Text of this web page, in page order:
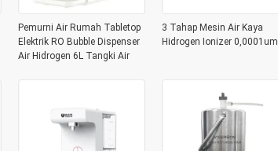
Pemurni Air Rumah Tabletop
Elektrik RO Bubble Dispenser
Air Hidrogen 6L Tangki Air
3 Tahap Mesin Air Kaya
Hidrogen Ionizer 0,0001um